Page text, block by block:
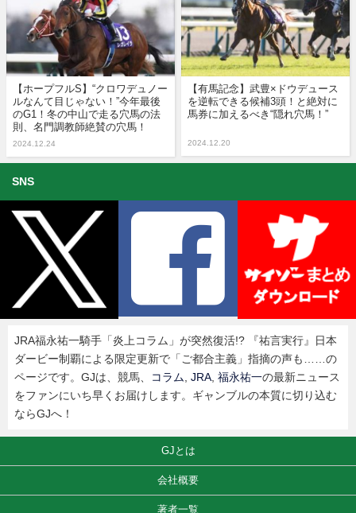
【ホープフルS】“クロワデュノー
ルなんて目じゃない！”今年最後
のG1！冬の中山で走る穴馬の法
則、名門調教師絶賛の穴馬！
2024.12.24
【有馬記念】武豊×ドウデュース
を逆転できる候補3頭！と絶対に
馬券に加えるべき“隠れ穴馬！”
2024.12.20
SNS
JRA福永祐一騎手「炎上コラム」が突然復活!? 『祐言実行』日本
ダービー制覇による限定更新で「ご都合主義」指摘の声も……の
ページです。GJは、競馬、
コラム, JRA, 福永祐一の最新ニュース
をファンにいち早くお届けします。ギャンブルの本質に切り込む
ならGJへ！
GJとは
会社概要
著者一覧